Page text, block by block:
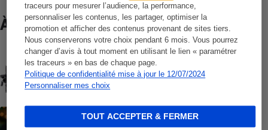
traceurs pour mesurer l’audience, la performance,
personnaliser les contenus, les partager, optimiser la
promotion et afficher des contenus provenant de sites tiers.
Nous conserverons votre choix pendant 6 mois. Vous pourrez
changer d’avis à tout moment en utilisant le lien « paramétrer
les traceurs » en bas de chaque page.
Politique de confidentialité mise à jour le 12/07/2024
Personnaliser mes choix
TOUT ACCEPTER & FERMER
À ne pas manquer
COMPARATIF
Batteries domestiques
Prix de l’électricité - Les tarifs